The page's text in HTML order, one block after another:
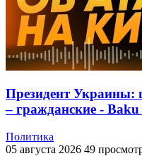
Президент Украины:
– гражданские -
Политика
05 августа 2026 49